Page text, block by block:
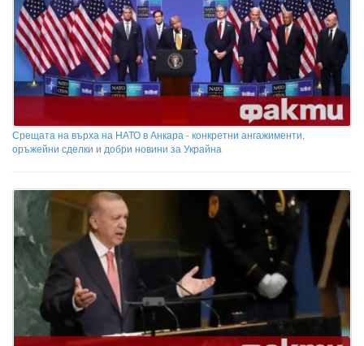
Срещата на върха на НАТО в Анкара - конкретни ангажименти,
оръжейни сделки и добри новини за Украйна